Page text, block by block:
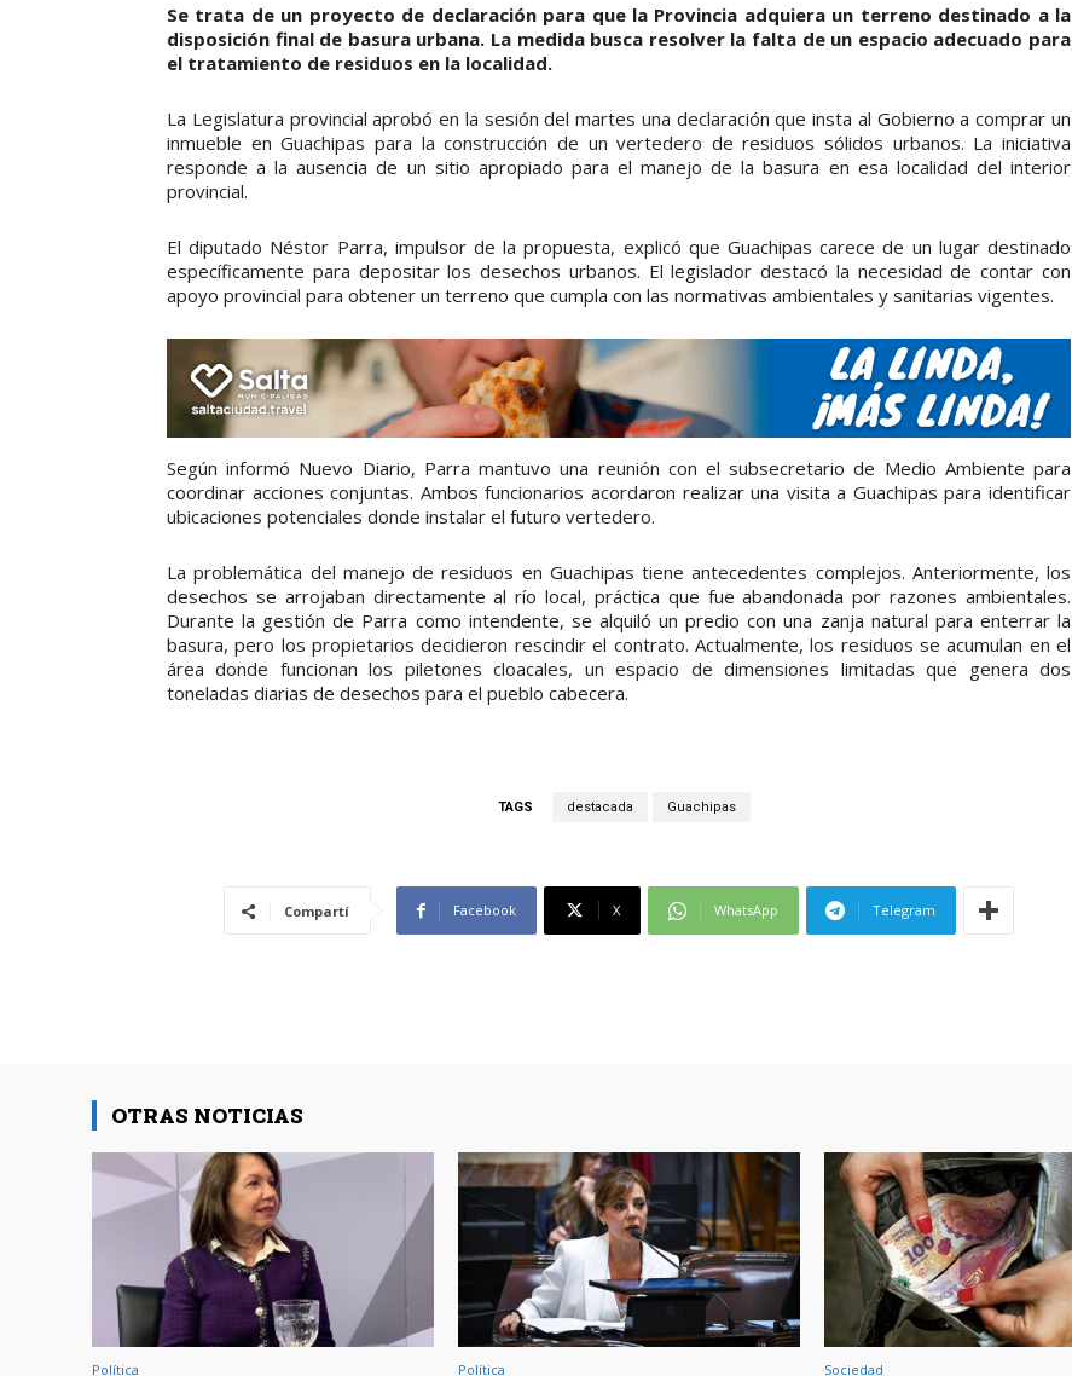
Se trata de un proyecto de declaración para que la Provincia adquiera un terreno destinado a la
disposición final de basura urbana. La medida busca resolver la falta de un espacio adecuado para
el tratamiento de residuos en la localidad.
La Legislatura provincial aprobó en la sesión del martes una declaración que insta al Gobierno a comprar un
inmueble en Guachipas para la construcción de un vertedero de residuos sólidos urbanos. La iniciativa
responde a la ausencia de un sitio apropiado para el manejo de la basura en esa localidad del interior
provincial.
El diputado Néstor Parra, impulsor de la propuesta, explicó que Guachipas carece de un lugar destinado
específicamente para depositar los desechos urbanos. El legislador destacó la necesidad de contar con
apoyo provincial para obtener un terreno que cumpla con las normativas ambientales y sanitarias vigentes.
Según informó Nuevo Diario, Parra mantuvo una reunión con el subsecretario de Medio Ambiente para
coordinar acciones conjuntas. Ambos funcionarios acordaron realizar una visita a Guachipas para identificar
ubicaciones potenciales donde instalar el futuro vertedero.
La problemática del manejo de residuos en Guachipas tiene antecedentes complejos. Anteriormente, los
desechos se arrojaban directamente al río local, práctica que fue abandonada por razones ambientales.
Durante la gestión de Parra como intendente, se alquiló un predio con una zanja natural para enterrar la
basura, pero los propietarios decidieron rescindir el contrato. Actualmente, los residuos se acumulan en el
área donde funcionan los piletones cloacales, un espacio de dimensiones limitadas que genera dos
toneladas diarias de desechos para el pueblo cabecera.
TAGS destacada Guachipas
Compartí Facebook X WhatsApp Telegram
OTRAS NOTICIAS
Política Política Sociedad